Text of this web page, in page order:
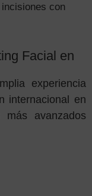
con
Facial en
experiencia
internacional en
más avanzados